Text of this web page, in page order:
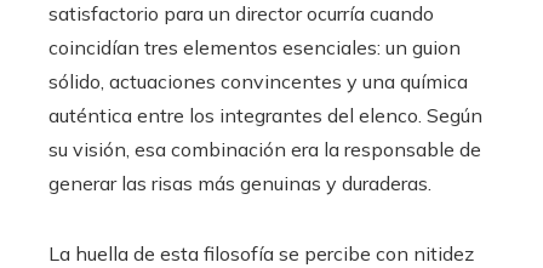
satisfactorio para un director ocurría cuando
coincidían tres elementos esenciales: un guion
sólido, actuaciones convincentes y una química
auténtica entre los integrantes del elenco. Según
su visión, esa combinación era la responsable de
generar las risas más genuinas y duraderas.
La huella de esta filosofía se percibe con nitidez